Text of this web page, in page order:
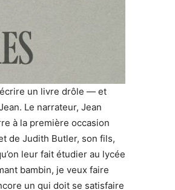
un livre drôle — et
Le narrateur, Jean
à la première occasion
de Judith Butler, son fils,
leur fait étudier au lycée
bambin, je veux faire
un qui doit se satisfaire